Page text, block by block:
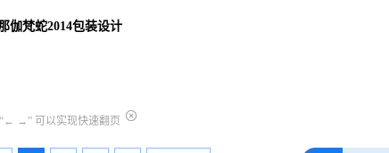
伽梵蛇2014包装设计
→” 可以实现快速翻页